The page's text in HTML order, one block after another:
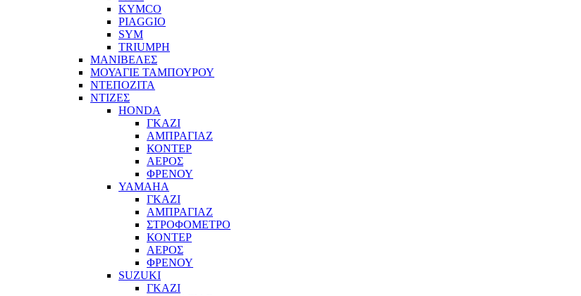
KYMCO
PIAGGIO
SYM
TRIUMPH
ΜΑΝΙΒΕΛΕΣ
ΜΟΥΑΓΙΕ ΤΑΜΠΟΥΡΟΥ
ΝΤΕΠΟΖΙΤΑ
ΝΤΙΖΕΣ
HONDA
ΓΚΑΖΙ
ΑΜΠΡΑΓΙΑΖ
ΚΟΝΤΕΡ
ΑΕΡΟΣ
ΦΡΕΝΟΥ
YAMAHA
ΓΚΑΖΙ
ΑΜΠΡΑΓΙΑΖ
ΣΤΡΟΦΟΜΕΤΡΟ
ΚΟΝΤΕΡ
ΑΕΡΟΣ
ΦΡΕΝΟΥ
SUZUKI
ΓΚΑΖΙ